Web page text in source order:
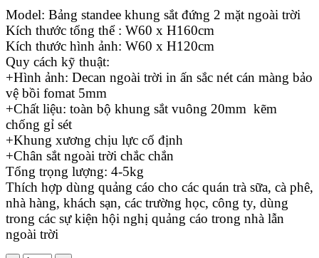
Model: Bảng standee khung sắt đứng 2 mặt ngoài trời
Kích thước tổng thể : W60 x H160cm
Kích thước hình ảnh: W60 x H120cm
Quy cách kỹ thuật:
+Hình ảnh: Decan ngoài trời in ấn sắc nét cán màng bảo
vệ bồi fomat 5mm
+Chất liệu: toàn bộ khung sắt vuông 20mm kẽm
chống gỉ sét
+Khung xương chịu lực cố định
+Chân sắt ngoài trời chắc chắn
Tổng trọng lượng: 4-5kg
Thích hợp dùng quảng cáo cho các quán trà sữa, cà phê,
nhà hàng, khách sạn, các trường học, công ty, dùng
trong các sự kiện hội nghị quảng cáo trong nhà lẫn
ngoài trời